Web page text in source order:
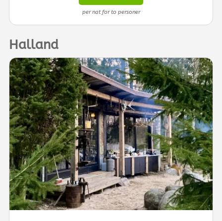
per nat for to personer
Halland